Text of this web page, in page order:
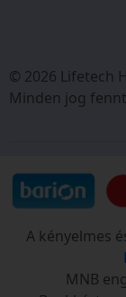
© 2026 Lifetech
Minden jog
A kényelmes
MNB